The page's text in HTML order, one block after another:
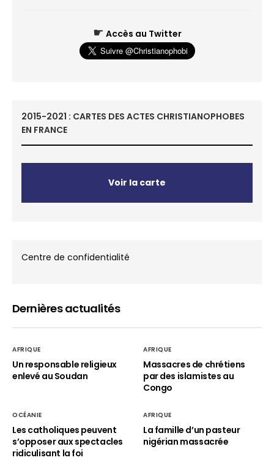
☛ Accès au Twitter
2015-2021 : CARTES DES ACTES CHRISTIANOPHOBES
EN FRANCE
Voir la carte
Centre de confidentialité
Dernières actualités
AFRIQUE
Un responsable religieux
enlevé au Soudan
AFRIQUE
Massacres de chrétiens
par des islamistes au
Congo
OCÉANIE
Les catholiques peuvent
s’opposer aux spectacles
ridiculisant la foi
AFRIQUE
La famille d’un pasteur
nigérian massacrée